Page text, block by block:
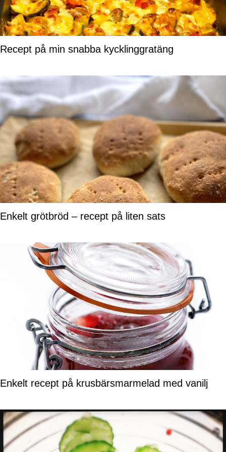
Recept på min snabba kycklinggratäng
Enkelt grötbröd – recept på liten sats
Enkelt recept på krusbärsmarmelad med vanilj